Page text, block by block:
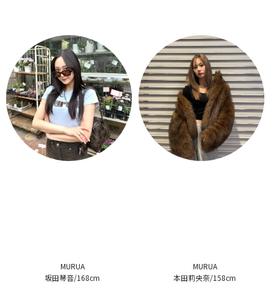
MURUA
坂田琴音/168cm
MURUA
本田莉央奈/158cm